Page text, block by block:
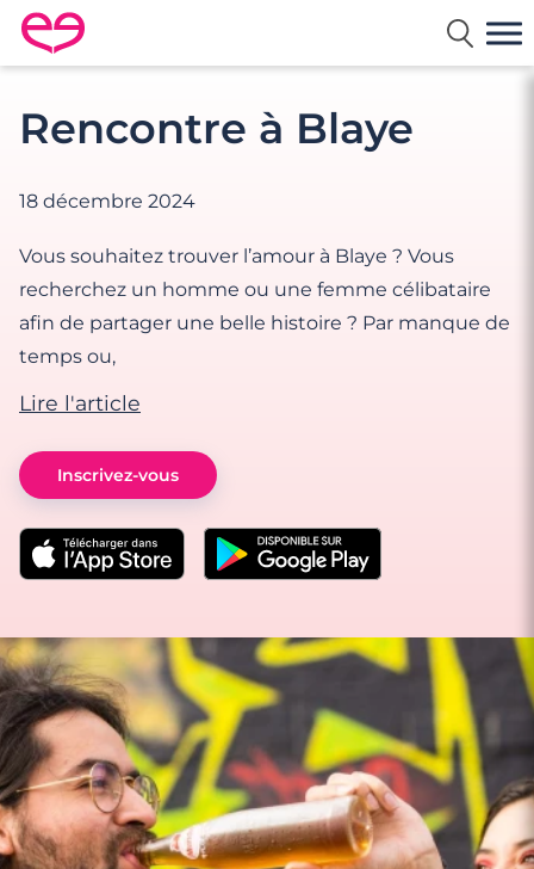
Rencontre en France avec Meetic
Rencontre à Blaye
18 décembre 2024
Vous souhaitez trouver l’amour à Blaye ? Vous
recherchez un homme ou une femme célibataire
afin de partager une belle histoire ? Par manque de
temps ou,
Lire l'article
Inscrivez-vous